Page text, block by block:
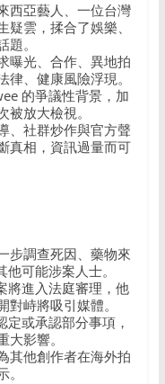
西亞藝人、一位台灣
雲，揉合了娛樂、
。
曝光、合作、異地拍
、健康風險浮現。
的爭議性背景，加
放大檢視。
、社群炒作與官方聲
真相，資訊過量而可
步調查死因、藥物來
可能涉案人士。
將進入法庭審理，他
峙將吸引媒體。
或承認部分事項，
影響。
其他創作者在海外拍